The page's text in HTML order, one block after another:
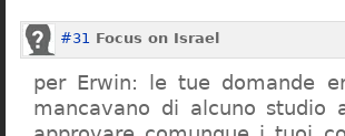
#31 Focus on Israel
per Erwin: le tue domande
mancavano di alcuno studio